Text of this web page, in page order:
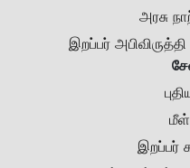
அரசு
இறப்பர்
இறப்பர்